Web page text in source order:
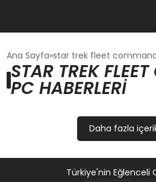
GÜNCEL
OYUN HABERLERI
EĞITIM
Ana Sayfa star trek fleet
STAR TREK
PC HABERLERI
Daha fazla
Türkiye'nin Eğlenceli